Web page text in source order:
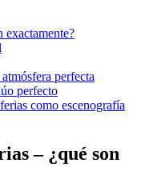
exactamente?
perfecta
perfecto
como escenografía
– ¿qué son